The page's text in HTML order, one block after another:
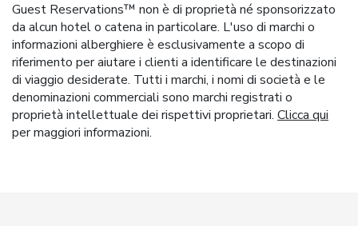
Guest Reservations™ non è di proprietà né sponsorizzato
da alcun hotel o catena in particolare. L'uso di marchi o
informazioni alberghiere è esclusivamente a scopo di
riferimento per aiutare i clienti a identificare le destinazioni
di viaggio desiderate. Tutti i marchi, i nomi di società e le
denominazioni commerciali sono marchi registrati o
proprietà intellettuale dei rispettivi proprietari. Clicca qui
per maggiori informazioni.